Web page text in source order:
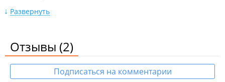
Замена батарейки;
Полная диагностика часов;
Репассаж часов;
Ремонт заводной головки;
Развернуть
Отзывы (2)
Подписаться на комментарии